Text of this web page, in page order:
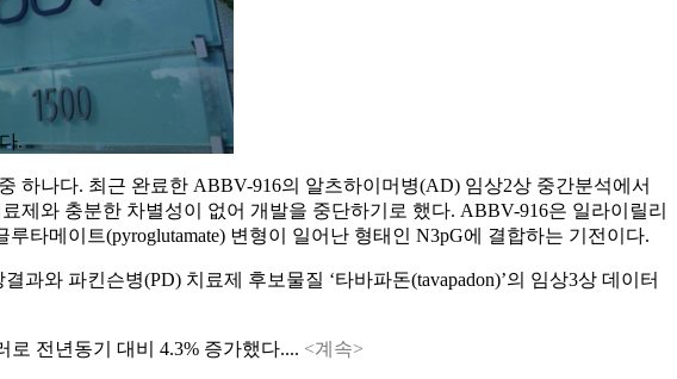
.
하나다. 최근 완료한 ABBV-916의 알츠하이머병(AD) 임상2상 중간분석에서
와 충분한 차별성이 없어 개발을 중단하기로 했다. ABBV-916은 일라이릴리
타메이트(pyroglutamate) 변형이 일어난 형태인 N3pG에 결합하는 기전이다.
와 파킨슨병(PD) 치료제 후보물질 ‘타바파돈(tavapadon)’의 임상3상 데이터
전년동기 대비 4.3% 증가했다.... <계속>